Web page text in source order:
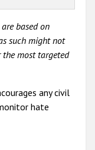
based on
such might not
most targeted
any civil
hate